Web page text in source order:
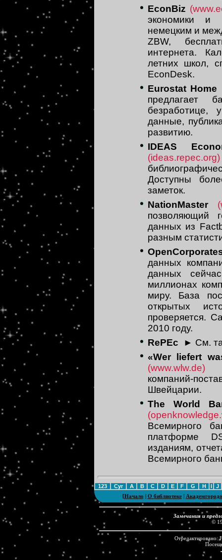
EconBiz
экономики и
немецким и
ZBW,
интернета.
летних школ,
EconDesk.
Eurostat Home
предлагает
безработице,
данные,
развитию.
IDEAS
(ideas.repec.org)
Доступны
заметок.
NationMaster
позволяющий
данных из
разным
данных
данных
миллионах
миру. База
открытых
проверяется.
2010 году.
RePEc
► См.
«Wer liefert
(www.wlw.de)
компаний-
Швейцарии.
The World
Всемирного
платформе
изданиям,
Всемирного
123 Cyr A B C D E F G H I
J
[Начало | О библиотеке|
Замечания и
©
Отредактировано: